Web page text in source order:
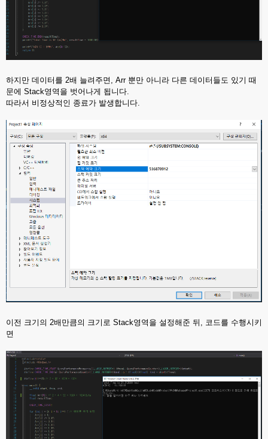
하지만 데이터를 2배 늘려주면, Arr 뿐만 아니라 다른 데이터들도 있기 때
문에 Stack영역을 벗어나게 됩니다.
따라서 비정상적인 종료가 발생합니다.
이전 크기의 2배만큼의 크기로 Stack영역을 설정해준 뒤, 코드를 수행시키
면